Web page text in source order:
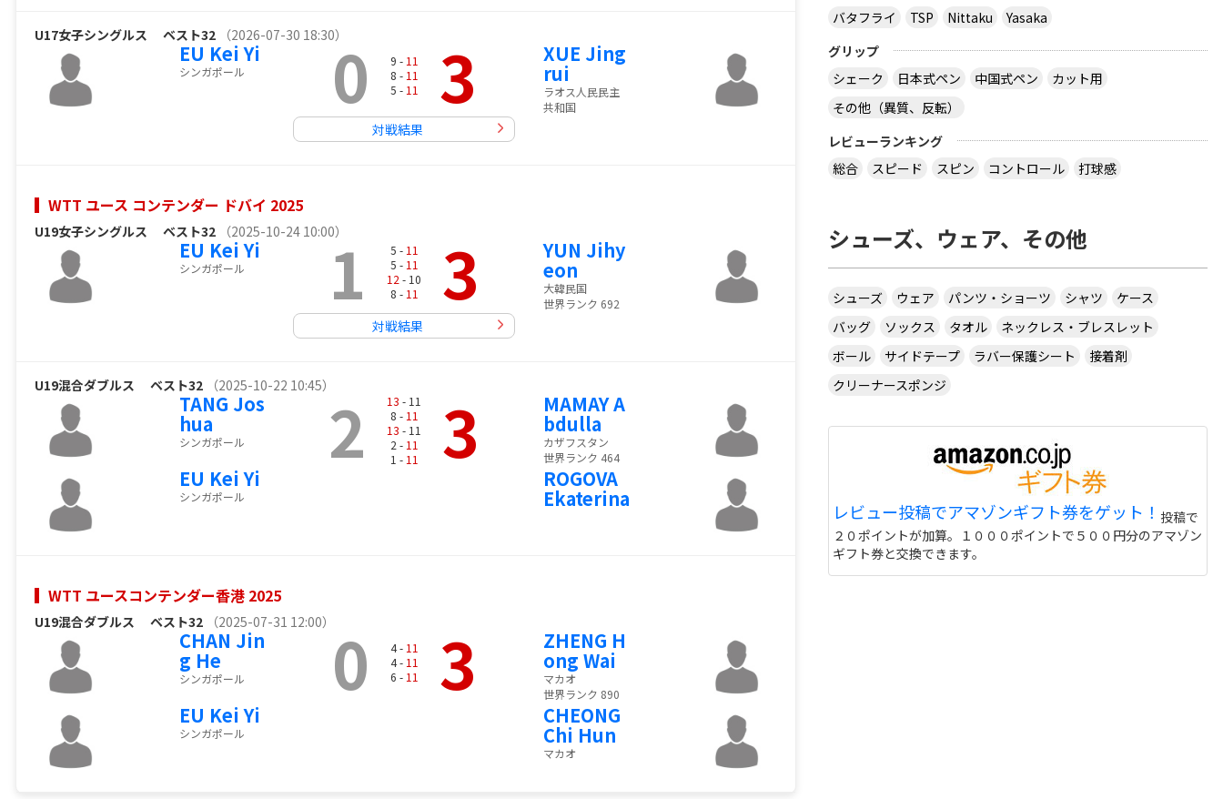
U17女子シングルス ベスト32 （2026-07-30 18:30）
EU Kei Yi
シンガポール 0 9 - 11
8 - 11
5 - 11 3
対戦結果
XUE Jing
rui
ラオス人民民主
共和国
WTT ユース コンテンダー ドバイ 2025
U19女子シングルス ベスト32 （2025-10-24 10:00）
EU Kei Yi
シンガポール 1 5 - 11
5 - 11
12 - 10
8 - 11 3
対戦結果
YUN Jihy
eon
大韓民国
世界ランク 692
U19混合ダブルス ベスト32 （2025-10-22 10:45）
TANG Jos
hua
シンガポール
EU Kei Yi
シンガポール
2 13 - 11
8 - 11
13 - 11
2 - 11
1 - 11 3 MAMAY A
bdulla
カザフスタン
世界ランク 464
ROGOVA
Ekaterina
WTT ユースコンテンダー香港 2025
U19混合ダブルス ベスト32 （2025-07-31 12:00）
CHAN Jin
g He
シンガポール
EU Kei Yi
シンガポール
0 4 - 11
4 - 11
6 - 11 3 ZHENG H
ong Wai
マカオ
世界ランク 890
CHEONG
Chi Hun
マカオ
バタフライ
TSP Nittaku
Yasaka
グリップ
シェーク
日本式ペン 中国式ペン
カット用
その他（異質、反転）
レビューランキング
総合
スピード スピン コントロール 打球感
シューズ、ウェア、その他
シューズ ウェア パンツ・ショーツ シャツ
ケース
バッグ
ソックス タオル
ネックレス・ブレスレット
ボール
サイドテープ ラバー保護シート
接着剤
クリーナースポンジ
レビュー投稿でアマゾンギフト券をゲット！ 投稿で
２０ポイントが加算。１０００ポイントで５００円分のアマゾン
ギフト券と交換できます。